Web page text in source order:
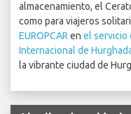
almacenamiento, el
como para viajeros
EUROPCAR en el servicio
Internacional de
la vibrante ciudad de